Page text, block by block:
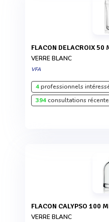
FLACON DELACROIX
VERRE BLANC
VFA
4professionnels
394consultations
FLACON CALYPSO 100
VERRE BLANC